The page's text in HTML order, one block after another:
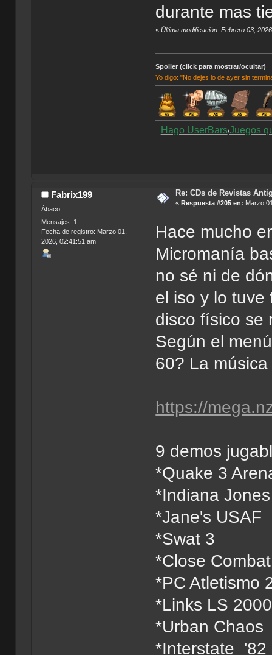
durante mas
«Última modificación: Febrero 03,
Spoiler (click para mostrar/ocultar)
Yo digo: "No dejes lo de ayer sin
Hago UserBars/Juegos
Fabrix199
Ábaco
Mensajes: 1
Fecha de registro: Marzo 01,
2026, 02:41:51 am
Re: CDs de Revistas
« Respuesta #205 en: Marzo
Hace mucho
Micromanía
no sé ni de
el iso y lo tuve
disco físico se
Según el
60? La
https://
9 demos
*Quake 3
*Indiana Jones
*Jane's USAF
*Swat 3
*Close
*PC Atletismo
*Links LS 2000
*Urban Chaos
*Interstate '82